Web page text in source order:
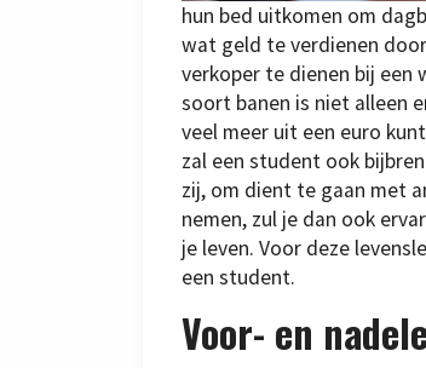
hun bed uitkomen om
wat geld te verdienen
verkoper te dienen bij een
soort banen is niet alleen
veel meer uit een euro
zal een student ook
zij, om dient te gaan met
nemen, zul je dan ook
je leven. Voor deze
een student.
Voor- en